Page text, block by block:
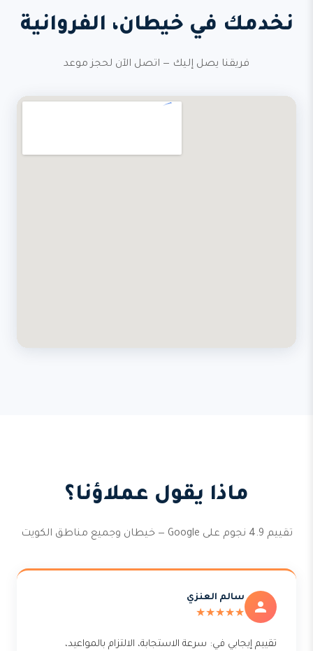
نخدمك في خيطان، الفروانية
فريقنا يصل إليك — اتصل الآن لحجز موعد
ماذا يقول عملاؤنا؟
تقييم 4.9 نجوم على Google — خيطان وجميع مناطق الكويت
سالم العنزي
★★★★★
تقييم إيجابي في: سرعة الاستجابة، الالتزام بالمواعيد،